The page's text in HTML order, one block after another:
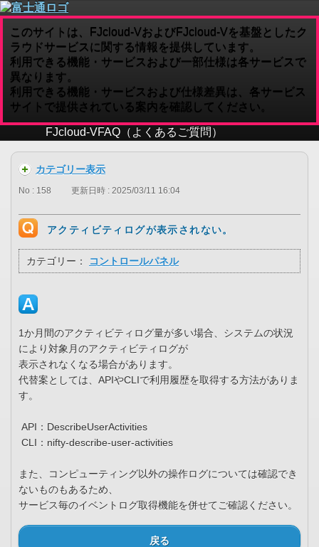
このサイトは、FJcloud-VおよびFJcloud-Vを基盤としたク
ラウドサービスに関する情報を提供しています。
利用できる機能・サービスおよび一部仕様は各サービスで
異なります。
利用できる機能・サービスおよび仕様差異は、各サービス
サイトで提供されている案内を確認してください。
FJcloud-VFAQ（よくあるご質問）
カテゴリー表示
No : 158 更新日時 : 2025/03/11 16:04
アクティビティログが表示されない。
カテゴリー： コントロールパネル
1か月間のアクティビティログ量が多い場合、システムの状況
により対象月のアクティビティログが
表示されなくなる場合があります。
代替案としては、APIやCLIで利用履歴を取得する方法がありま
す。
API：DescribeUserActivities
CLI：nifty-describe-user-activities
また、コンピューティング以外の操作ログについては確認でき
ないものもあるため、
サービス毎のイベントログ取得機能を併せてご確認ください。
戻る